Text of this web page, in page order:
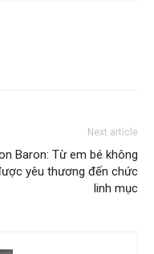
Next article
Baron: Từ em bé không
yêu thương đến chức
linh mục